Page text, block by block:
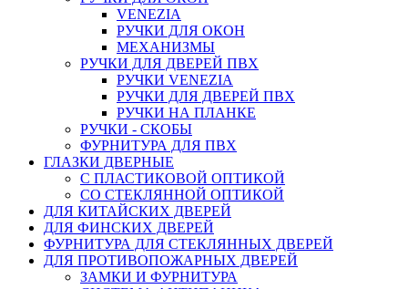
VENEZIA
РУЧКИ ДЛЯ ОКОН
МЕХАНИЗМЫ
РУЧКИ ДЛЯ ДВЕРЕЙ ПВХ
РУЧКИ VENEZIA
РУЧКИ ДЛЯ ДВЕРЕЙ ПВХ
РУЧКИ НА ПЛАНКЕ
РУЧКИ - СКОБЫ
ФУРНИТУРА ДЛЯ ПВХ
ГЛАЗКИ ДВЕРНЫЕ
С ПЛАСТИКОВОЙ ОПТИКОЙ
СО СТЕКЛЯННОЙ ОПТИКОЙ
ДЛЯ КИТАЙСКИХ ДВЕРЕЙ
ДЛЯ ФИНСКИХ ДВЕРЕЙ
ФУРНИТУРА ДЛЯ СТЕКЛЯННЫХ ДВЕРЕЙ
ДЛЯ ПРОТИВОПОЖАРНЫХ ДВЕРЕЙ
ЗАМКИ И ФУРНИТУРА